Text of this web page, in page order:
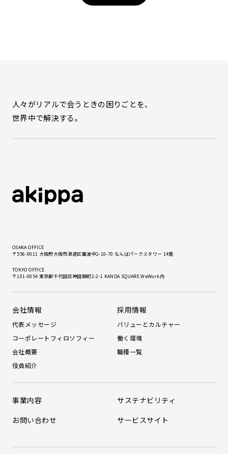
人々がリアルで会うときの困りごとを、
世界中で解決する。
OSAKA OFFICE
〒556-0011 大阪府大阪市浪速区難波中2-10-70 なんばパークスタワー 14階
TOKYO OFFICE
〒101-0054 東京都千代田区神田錦町2-2-1 KANDA SQUARE WeWork内
会社情報
代表メッセージ
コーポレートフィロソフィー
会社概要
役員紹介
採用情報
バリューとカルチャー
働く環境
職種一覧
事業内容
サステナビリティ
お問い合わせ
サービスサイト